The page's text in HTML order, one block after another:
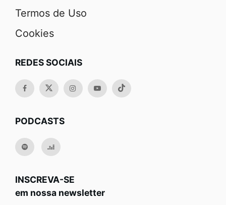
Termos de Uso
Cookies
REDES SOCIAIS
PODCASTS
INSCREVA-SE
em nossa newsletter